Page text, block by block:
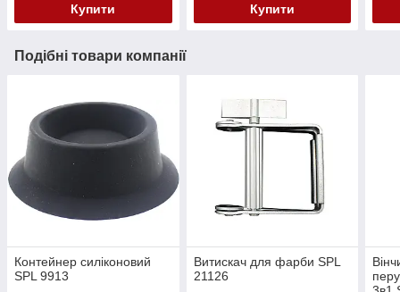
Купити Купити
Подібні товари компанії
Контейнер силіконовий
SPL 9913
Витискач для фарби SPL
21126